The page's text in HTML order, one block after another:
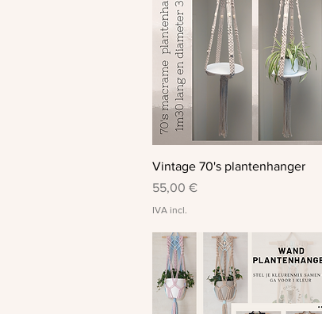
Visualização rápida
Vintage 70's plantenhanger
Preço
55,00 €
IVA incl.